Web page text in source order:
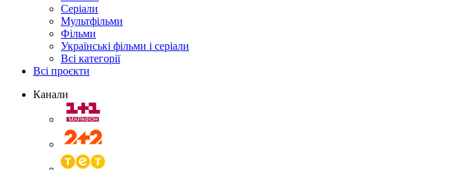
Серіали
Мультфільми
Фільми
Українські фільми і серіали
Всі категорії
Всі проєкти
Канали